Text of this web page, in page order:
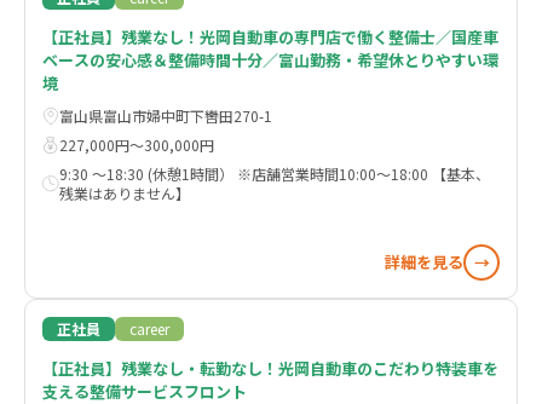
【正社員】残業なし！光岡自動車の専門店で働く整備士／国産車
ベースの安心感＆整備時間十分／富山勤務・希望休とりやすい環
境
富山県富山市婦中町下轡田270-1
227,000円〜300,000円
9:30 ～18:30 (休憩1時間） ※店舗営業時間10:00～18:00 【基本、
残業はありません】
詳細を見る →
正社員 career
【正社員】残業なし・転勤なし！光岡自動車のこだわり特装車を
支える整備サービスフロント